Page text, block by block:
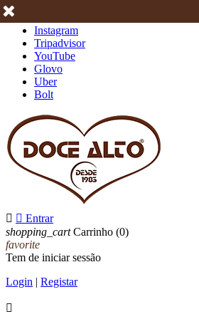
Instagram
Tripadvisor
YouTube
Glovo
Uber
Bolt
  Entrar
shopping_cart Carrinho (0)
favorite
Tem de iniciar sessão
Login | Registar
